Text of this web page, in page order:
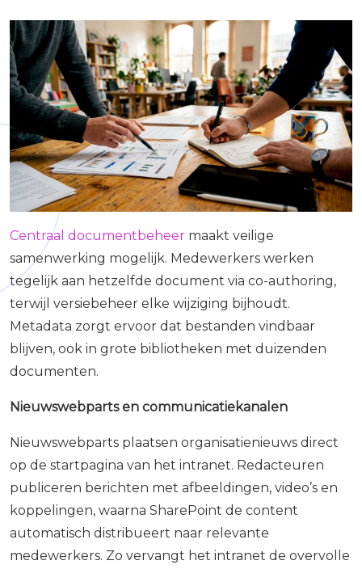
Centraal documentbeheer maakt veilige
samenwerking mogelijk. Medewerkers werken
tegelijk aan hetzelfde document via co-authoring,
terwijl versiebeheer elke wijziging bijhoudt.
Metadata zorgt ervoor dat bestanden vindbaar
blijven, ook in grote bibliotheken met duizenden
documenten.
Nieuwswebparts en communicatiekanalen
Nieuwswebparts plaatsen organisatienieuws direct
op de startpagina van het intranet. Redacteuren
publiceren berichten met afbeeldingen, video’s en
koppelingen, waarna SharePoint de content
automatisch distribueert naar relevante
medewerkers. Zo vervangt het intranet de overvolle